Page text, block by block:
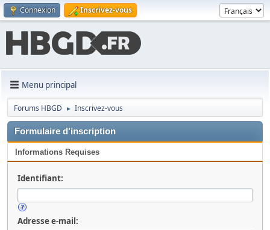
Connexion Inscrivez-vous
Menu principal
Forums HBGD ► Inscrivez-vous
Formulaire d'inscription
Informations Requises
Identifiant:
Adresse e-mail: